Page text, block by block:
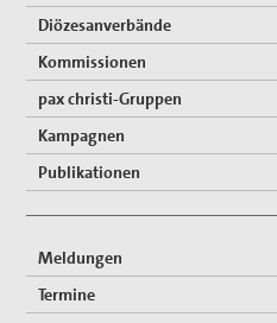
Diözesanverbände
Kommissionen
pax christi-Gruppen
Kampagnen
Publikationen
Meldungen
Termine